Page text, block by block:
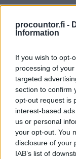
procountor.fi -
Information
If you wish to opt-
processing of
targeted
section to confirm
opt-out request is
interest-based
us or personal
your opt-out. You
disclosure of your
IAB’s list of